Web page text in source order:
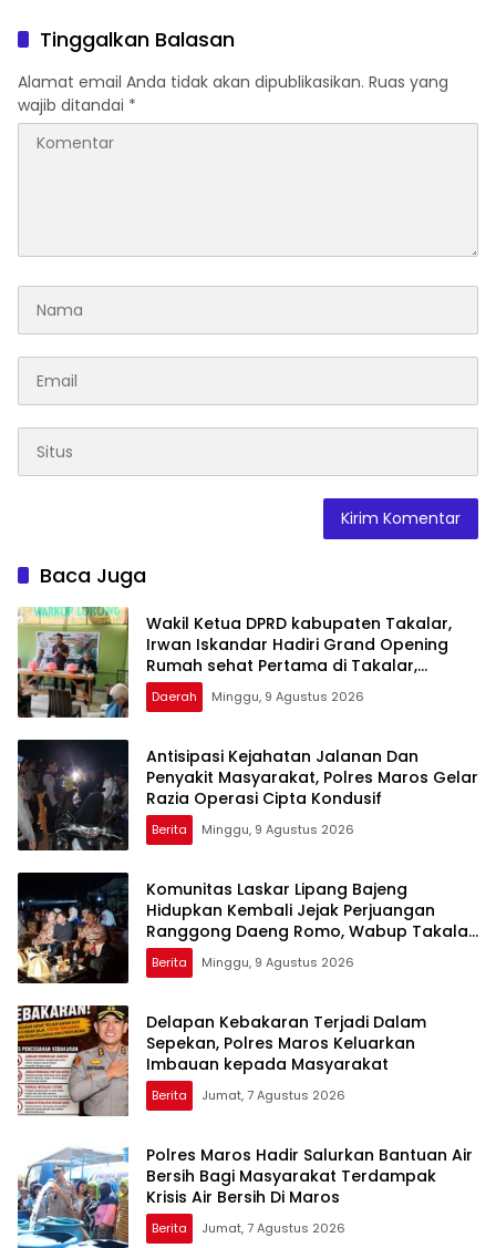
Di Maros
Tinggalkan Balasan
Alamat email Anda tidak akan dipublikasikan. Ruas yang
wajib ditandai *
Baca Juga
Wakil Ketua DPRD kabupaten Takalar,
Irwan Iskandar Hadiri Grand Opening
Rumah sehat Pertama di Takalar,
Melayani Terapis Gratis untuk Pasien
Dhuafa dan umum.
Daerah Minggu, 9 Agustus 2026
Antisipasi Kejahatan Jalanan Dan
Penyakit Masyarakat, Polres Maros Gelar
Razia Operasi Cipta Kondusif
Berita Minggu, 9 Agustus 2026
Komunitas Laskar Lipang Bajeng
Hidupkan Kembali Jejak Perjuangan
Ranggong Daeng Romo, Wabup Takalar:
Apresiasi Bahwa Sejarah Adalah
Warisan yang Tak Ternilai”.
Berita Minggu, 9 Agustus 2026
Delapan Kebakaran Terjadi Dalam
Sepekan, Polres Maros Keluarkan
Imbauan kepada Masyarakat
Berita Jumat, 7 Agustus 2026
Polres Maros Hadir Salurkan Bantuan Air
Bersih Bagi Masyarakat Terdampak
Krisis Air Bersih Di Maros
Berita Jumat, 7 Agustus 2026